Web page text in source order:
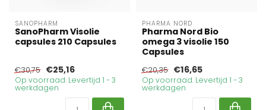
SANOPHARM
SanoPharm Visolie
capsules 210 Capsules
€30,75 €25,16
Op voorraad. Levertijd 1 - 3
werkdagen
PHARMA NORD
Pharma Nord Bio
omega 3 visolie 150
Capsules
€20,35 €16,65
Op voorraad. Levertijd 1 - 3
werkdagen